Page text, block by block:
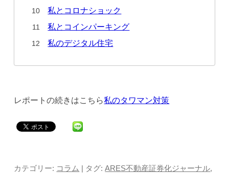
私とコロナショック
私とコインパーキング
私のデジタル住宅
レポートの続きはこちら私のタワマン対策
カテゴリー: コラム | タグ:ARES不動産証券化ジャーナル,